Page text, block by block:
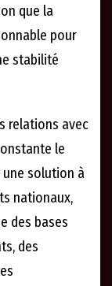
que la
pour
stabilité
relations avec
le
solution à
nationaux,
des bases
des